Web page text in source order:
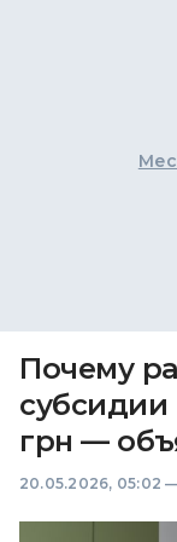
Почему
субсидии
грн —
20.05.2026, 05:02